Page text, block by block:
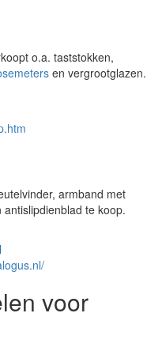
o.a. taststokken,
en vergrootglazen.
armband met
te koop.
voor